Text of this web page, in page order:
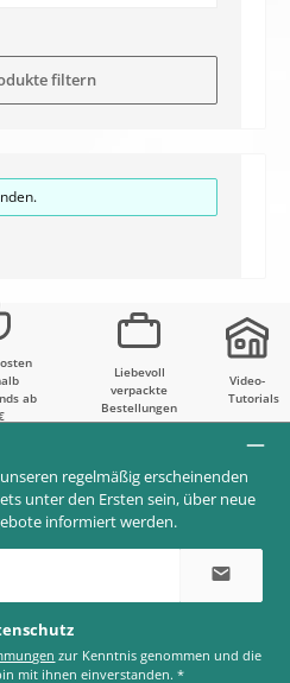
filtern
ab
Liebevoll
verpackte
Bestellungen
Video-
Tutorials
regelmäßig erscheinenden
unter den Ersten sein, über neue
informiert werden.
mit ihnen einverstanden.*